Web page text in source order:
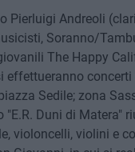
Pierluigi Andreoli
Soranno/
The Happy
effettueranno
Sedile; zona
Duni di Matera"
violoncelli, violini e